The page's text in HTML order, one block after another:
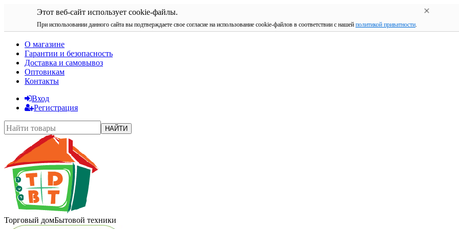
Этот веб-сайт использует cookie-файлы.
При использовании данного сайта вы подтверждаете свое согласие на использование cookie-файлов в соответствии с нашей политикой приватности.
О магазине
Гарантии и безопасность
Доставка и самовывоз
Оптовикам
Контакты
Вход
Регистрация
НАЙТИ
Торговый домБытовой техники